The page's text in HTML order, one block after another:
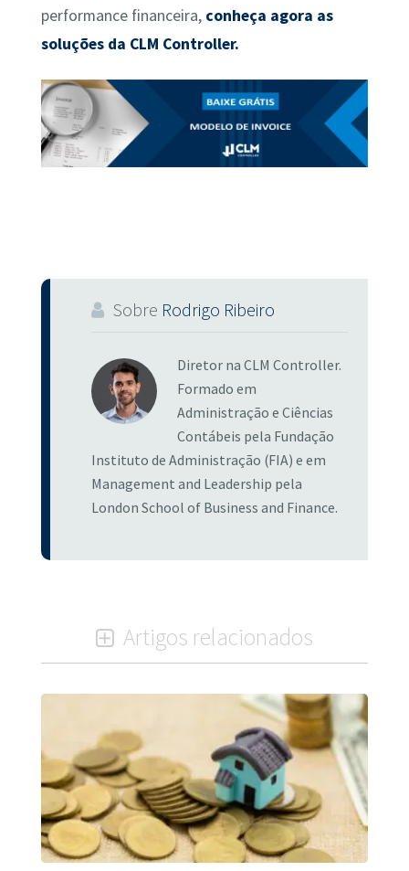
performance financeira, conheça agora as
soluções da CLM Controller.
Sobre Rodrigo Ribeiro
Diretor na CLM Controller.
Formado em
Administração e Ciências
Contábeis pela Fundação
Instituto de Administração (FIA) e em
Management and Leadership pela
London School of Business and Finance.
Artigos relacionados